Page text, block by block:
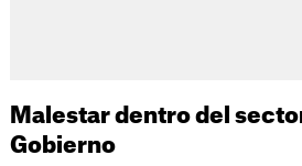
Malestar dentro del
Gobierno